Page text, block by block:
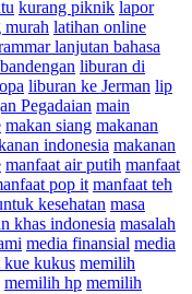
kurang piknik lapor
murah latihan online
lanjutan bahasa
liburan di
liburan ke Jerman lip
Pegadaian main
makan siang makanan
indonesia makanan
manfaat air putih manfaat
pop it manfaat teh
kesehatan masa
khas indonesia masalah
media finansial media
kue kukus memilih
memilih hp memilih